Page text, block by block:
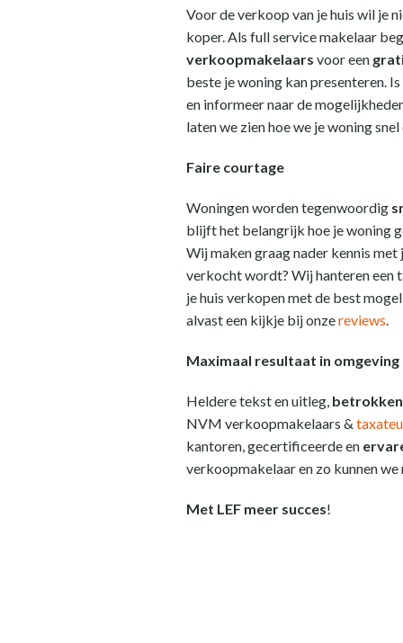
Voor de verkoop van je huis wil je
koper. Als full service makelaar
verkoopmakelaars voor een
beste je woning kan presenteren.
en informeer naar de
laten we zien hoe we je woning
Faire courtage
Woningen worden tegenwoordig
blijft het belangrijk hoe je woning
Wij maken graag nader kennis
verkocht wordt? Wij hanteren een
je huis verkopen met de best
alvast een kijkje bij onzereviews.
Maximaal resultaat in
Heldere tekst en uitleg,
NVM verkoopmakelaars &
kantoren, gecertificeerde en
verkoopmakelaar en zo kunnen
Met LEF meer succes!